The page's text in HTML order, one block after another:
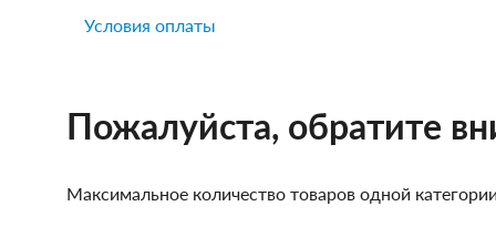
Условия оплаты
Пожалуйста, обратите
Максимальное количество товаров одной